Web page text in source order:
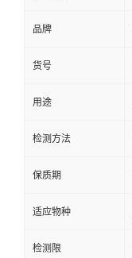
品牌
货号
用途
检测方法
保质期
适应物种
检测限